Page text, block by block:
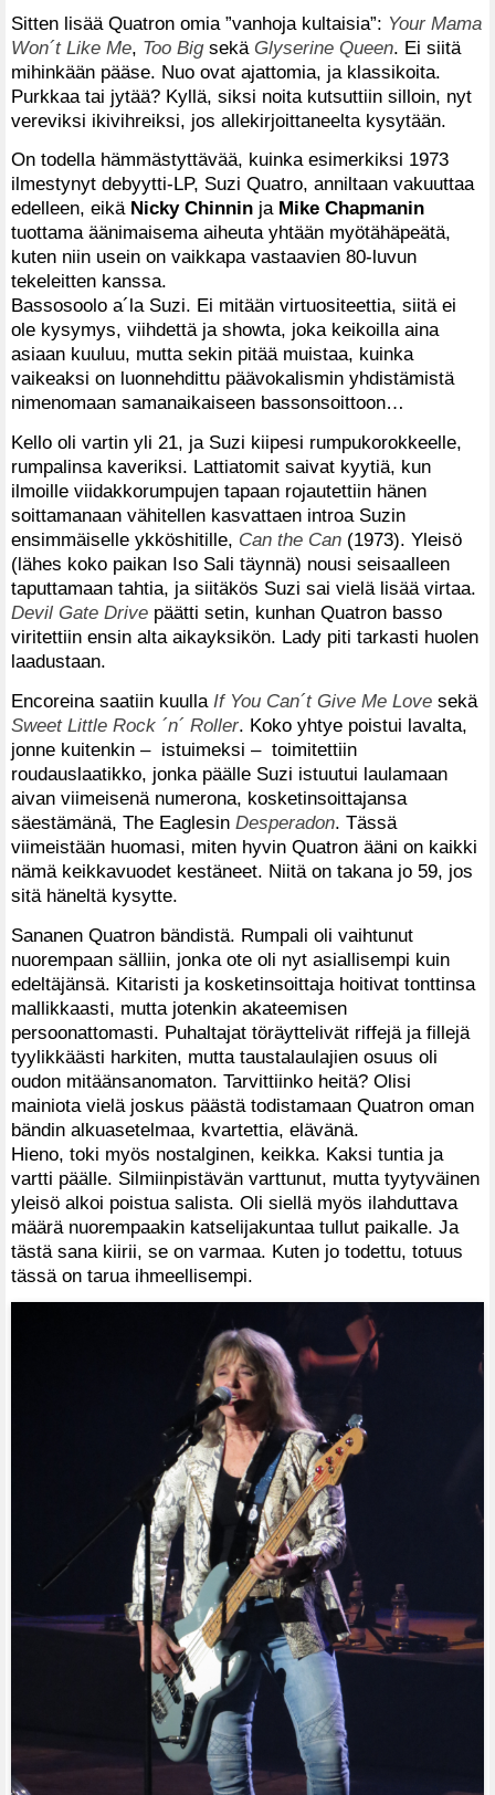
Sitten lisää Quatron omia ”vanhoja kultaisia”: Your Mama
Won´t Like Me, Too Bigsekä Glyserine Queen. Ei siitä
mihinkään pääse. Nuo ovat ajattomia, ja klassikoita.
Purkkaa tai jytää? Kyllä, siksi noita kutsuttiin silloin, nyt
vereviksi ikivihreiksi, jos allekirjoittaneelta kysytään.
On todella hämmästyttävää, kuinka esimerkiksi 1973
ilmestynyt debyytti-LP, Suzi Quatro, anniltaan vakuuttaa
edelleen, eikä Nicky Chinnin ja Mike Chapmanin
tuottama äänimaisema aiheuta yhtään myötähäpeätä,
kuten niin usein on vaikkapa vastaavien 80-luvun
tekeleitten kanssa.
Bassosoolo a´la Suzi. Ei mitään virtuositeettia, siitä ei
ole kysymys, viihdettä ja showta, joka keikoilla aina
asiaan kuuluu, mutta sekin pitää muistaa, kuinka
vaikeaksi on luonnehdittu päävokalismin yhdistämistä
nimenomaan samanaikaiseen bassonsoittoon…
Kello oli vartin yli 21, ja Suzi kiipesi rumpukorokkeelle,
rumpalinsa kaveriksi. Lattiatomit saivat kyytiä, kun
ilmoille viidakkorumpujen tapaan rojautettiin hänen
soittamanaan vähitellen kasvattaen introa Suzin
ensimmäiselle ykköshitille, Can the Can (1973). Yleisö
(lähes koko paikan Iso Sali täynnä) nousi seisaalleen
taputtamaan tahtia, ja siitäkös Suzi sai vielä lisää virtaa.
Devil Gate Drive päätti setin, kunhan Quatron basso
viritettiin ensin alta aikayksikön. Lady piti tarkasti huolen
laadustaan.
Encoreina saatiin kuulla If You Can´t Give Me Love sekä
Sweet Little Rock ´n´ Roller. Koko yhtye poistui lavalta,
jonne kuitenkin – istuimeksi – toimitettiin
roudauslaatikko, jonka päälle Suzi istuutui laulamaan
aivan viimeisenä numerona, kosketinsoittajansa
säestämänä, The Eaglesin Desperadon. Tässä
viimeistään huomasi, miten hyvin Quatron ääni on kaikki
nämä keikkavuodet kestäneet. Niitä on takana jo 59, jos
sitä häneltä kysytte.
Sananen Quatron bändistä. Rumpali oli vaihtunut
nuorempaan sälliin, jonka ote oli nyt asiallisempi kuin
edeltäjänsä. Kitaristi ja kosketinsoittaja hoitivat tonttinsa
mallikkaasti, mutta jotenkin akateemisen
persoonattomasti. Puhaltajat töräyttelivät riffejä ja fillejä
tyylikkäästi harkiten, mutta taustalaulajien osuus oli
oudon mitäänsanomaton. Tarvittiinko heitä? Olisi
mainiota vielä joskus päästä todistamaan Quatron oman
bändin alkuasetelmaa, kvartettia, elävänä.
Hieno, toki myös nostalginen, keikka. Kaksi tuntia ja
vartti päälle. Silmiinpistävän varttunut, mutta tyytyväinen
yleisö alkoi poistua salista. Oli siellä myös ilahduttava
määrä nuorempaakin katselijakuntaa tullut paikalle. Ja
tästä sana kiirii, se on varmaa. Kuten jo todettu, totuus
tässä on tarua ihmeellisempi.